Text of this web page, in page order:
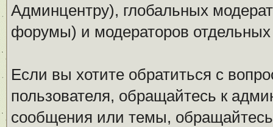
Админцентру), глобальных
форумы) и модераторов
Если вы хотите обратиться с
пользователя, обращайтесь к
сообщения или темы,